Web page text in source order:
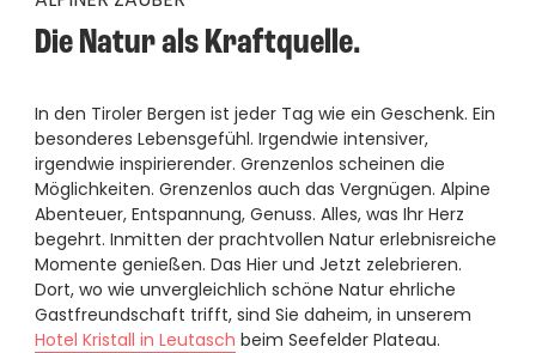
Die Natur als Kraftquelle.
In den Tiroler Bergen ist jeder Tag wie ein Geschenk. Ein
besonderes Lebensgefühl. Irgendwie intensiver,
irgendwie inspirierender. Grenzenlos scheinen die
Möglichkeiten. Grenzenlos auch das Vergnügen. Alpine
Abenteuer, Entspannung, Genuss. Alles, was Ihr Herz
begehrt. Inmitten der prachtvollen Natur erlebnisreiche
Momente genießen. Das Hier und Jetzt zelebrieren.
Dort, wo wie unvergleichlich schöne Natur ehrliche
Gastfreundschaft trifft, sind Sie daheim, in unserem
Hotel Kristall in Leutasch beim Seefelder Plateau.